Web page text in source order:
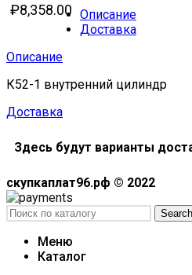
₽8,358.00 Описание
Доставка
Описание
К52-1 внутренний цилиндр
Доставка
Здесь будут варианты
скупкаплат96.рф © 2022
Search
Меню
Каталог